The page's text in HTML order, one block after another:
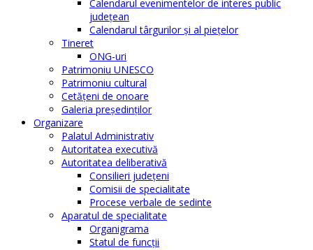
Calendarul evenimentelor de interes public
judeţean
Calendarul târgurilor şi al pieţelor
Tineret
ONG-uri
Patrimoniu UNESCO
Patrimoniu cultural
Cetăţeni de onoare
Galeria președinților
Organizare
Palatul Administrativ
Autoritatea executivă
Autoritatea deliberativă
Consilieri judeţeni
Comisii de specialitate
Procese verbale de sedinte
Aparatul de specialitate
Organigrama
Statul de funcții